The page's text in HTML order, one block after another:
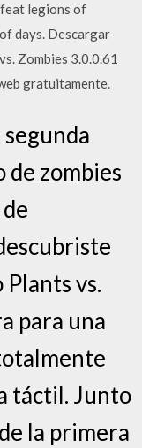
legions of
days. Descargar
Zombies 3.0.0.61
gratuitamente.
de zombies
vs.
para una
táctil. Junto
la primera